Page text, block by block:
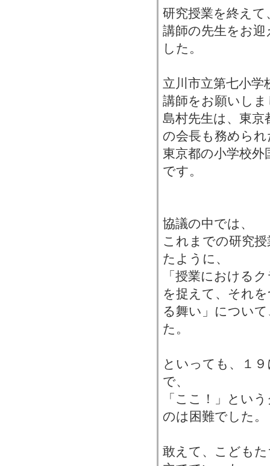
研究授業を終えて
講師の先生をお
した。
立川市立第七小
講師をお願いし
島村先生は、東京
の会長も務められ
東京都の小学校外
です。
協議の中では、
これまでの研究
たように、
「授業における
を捉えて、それ
る舞い」につい
た。
といっても、１
で、
「ここ！」とい
のは困難でした。
敢えて、こども